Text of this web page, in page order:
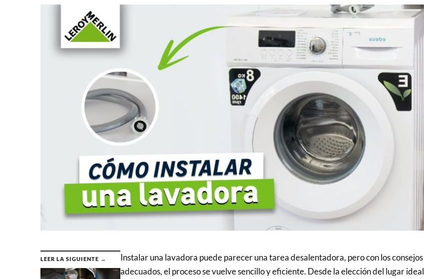
LEER LA SIGUIENTE →
Instalar una lavadora puede parecer una tarea desalentadora, pero con los consejos
adecuados, el proceso se vuelve sencillo y eficiente. Desde la elección del lugar ideal